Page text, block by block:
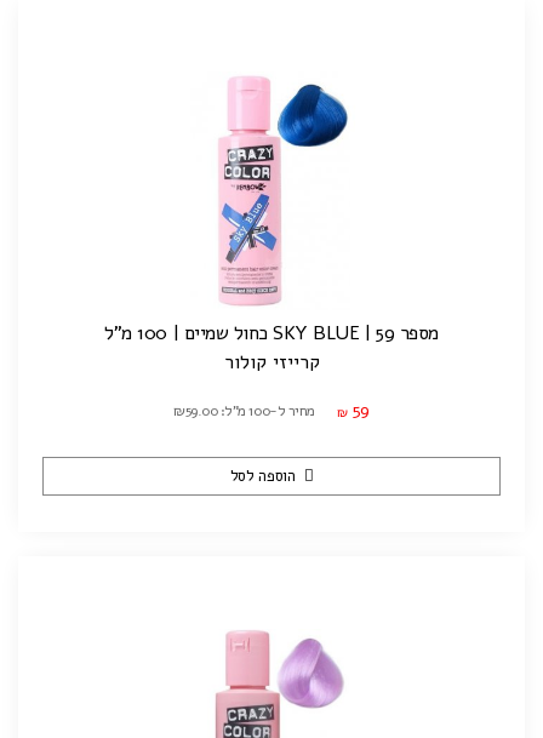
מספר 59 | SKY BLUE כחול שמיים | 100 מ"ל
קרייזי קולור
₪ 59 מחיר ל-100 מ"ל: ₪59.00
הוספה לסל